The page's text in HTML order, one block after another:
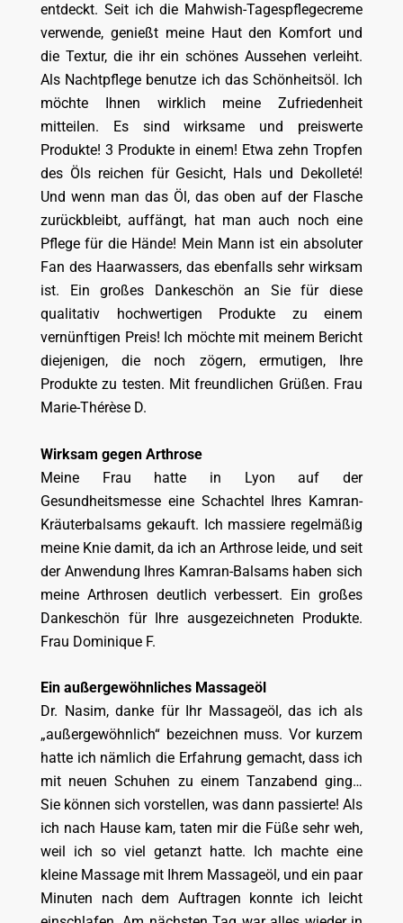
entdeckt. Seit ich die Mahwish-Tagespflegecreme
verwende, genießt meine Haut den Komfort und
die Textur, die ihr ein schönes Aussehen verleiht.
Als Nachtpflege benutze ich das Schönheitsöl. Ich
möchte Ihnen wirklich meine Zufriedenheit
mitteilen. Es sind wirksame und preiswerte
Produkte! 3 Produkte in einem! Etwa zehn Tropfen
des Öls reichen für Gesicht, Hals und Dekolleté!
Und wenn man das Öl, das oben auf der Flasche
zurückbleibt, auffängt, hat man auch noch eine
Pflege für die Hände! Mein Mann ist ein absoluter
Fan des Haarwassers, das ebenfalls sehr wirksam
ist. Ein großes Dankeschön an Sie für diese
qualitativ hochwertigen Produkte zu einem
vernünftigen Preis! Ich möchte mit meinem Bericht
diejenigen, die noch zögern, ermutigen, Ihre
Produkte zu testen. Mit freundlichen Grüßen. Frau
Marie-Thérèse D.
Wirksam gegen Arthrose
Meine Frau hatte in Lyon auf der
Gesundheitsmesse eine Schachtel Ihres Kamran-
Kräuterbalsams gekauft. Ich massiere regelmäßig
meine Knie damit, da ich an Arthrose leide, und seit
der Anwendung Ihres Kamran-Balsams haben sich
meine Arthrosen deutlich verbessert. Ein großes
Dankeschön für Ihre ausgezeichneten Produkte.
Frau Dominique F.
Ein außergewöhnliches Massageöl
Dr. Nasim, danke für Ihr Massageöl, das ich als
„außergewöhnlich“ bezeichnen muss. Vor kurzem
hatte ich nämlich die Erfahrung gemacht, dass ich
mit neuen Schuhen zu einem Tanzabend ging…
Sie können sich vorstellen, was dann passierte! Als
ich nach Hause kam, taten mir die Füße sehr weh,
weil ich so viel getanzt hatte. Ich machte eine
kleine Massage mit Ihrem Massageöl, und ein paar
Minuten nach dem Auftragen konnte ich leicht